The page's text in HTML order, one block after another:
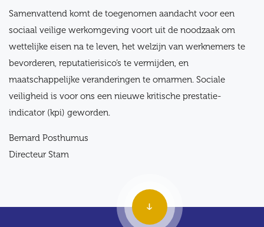
Samenvattend komt de toegenomen aandacht voor een
sociaal veilige werkomgeving voort uit de noodzaak om
wettelijke eisen na te leven, het welzijn van werknemers te
bevorderen, reputatierisico’s te vermijden, en
maatschappelijke veranderingen te omarmen. Sociale
veiligheid is voor ons een nieuwe kritische prestatie-
indicator (kpi) geworden.
Bernard Posthumus
Directeur Stam